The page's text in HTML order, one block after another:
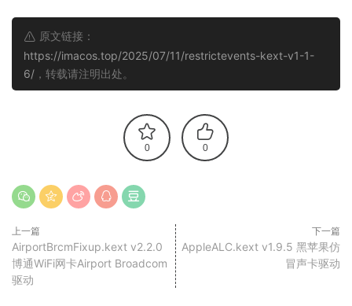
原文链接：
https://imacos.top/2025/07/11/restrictevents-kext-v1-1-
6/ ，转载请注明出处。
0 0
上一篇
AirportBrcmFixup.kext v2.2.0
博通WiFi网卡Airport Broadcom
驱动
下一篇
AppleALC.kext v1.9.5 黑苹果仿
冒声卡驱动